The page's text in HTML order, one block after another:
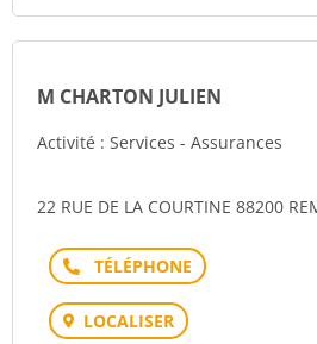
M CHARTON JULIEN
Activité : Services - Assurances
22 RUE DE LA COURTINE 88200
Téléphone
LOCALISER